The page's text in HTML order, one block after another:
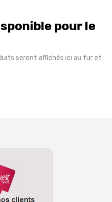
pour le
seront affichés ici au fur et